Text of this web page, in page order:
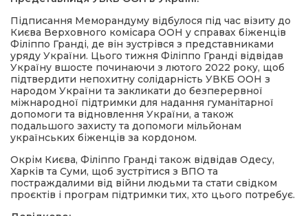
Підписання Меморандуму відбулося під час візиту до
Києва Верховного комісара ООН у справах біженців
Філіппо Гранді, де він зустрівся з представниками
уряду України. Цього тижня Філіппо Гранді відвідав
Україну вшосте починаючи з лютого 2022 року, щоб
підтвердити непохитну солідарність УВКБ ООН з
народом України та закликати до безперервної
міжнародної підтримки для надання гуманітарної
допомоги та відновлення України, а також
подальшого захисту та допомоги мільйонам
українських біженців за кордоном.
Окрім Києва, Філіппо Гранді також відвідав Одесу,
Харків та Суми, щоб зустрітися з ВПО та
постраждалими від війни людьми та стати свідком
проєктів і програм підтримки тих, хто цього потребує.